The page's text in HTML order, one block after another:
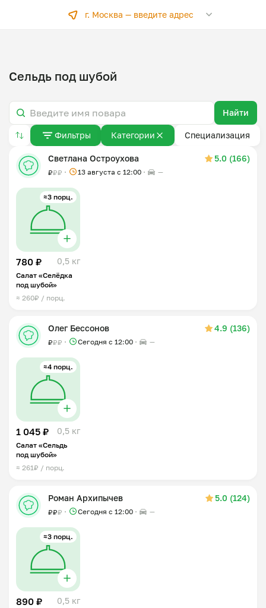
г. Москва —введите адрес
Сельдь под шубой
Найти
Фильтры Категории Специализация
Светлана Остроухова 5.0 (166)
₽₽₽ 13 августа с 12:00 —
≈3 порц.
780 ₽ 0,5 кг
Салат «Селёдка
под шубой»
≈ 260₽ / порц.
Олег Бессонов 4.9 (136)
₽₽₽ Сегодня с 12:00 —
≈4 порц.
1 045 ₽ 0,5 кг
Салат «Сельдь
под шубой»
≈ 261₽ / порц.
Роман Архипычев 5.0 (124)
₽₽₽ Сегодня с 12:00 —
≈3 порц.
890 ₽ 0,5 кг